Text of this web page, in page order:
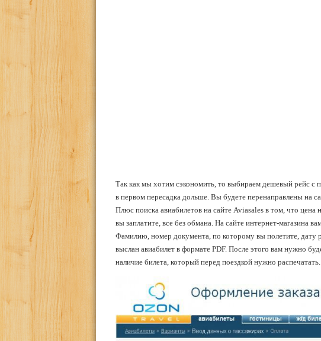
Так как мы хотим сэкономить, то выбираем дешевый рейс с
в первом пересадка дольше. Вы будете перенаправлены на
Плюс поиска авиабилетов на сайте Aviasales в том, что
вы заплатите, все без обмана. На сайте интернет-магазина
Фамилию, номер документа, по которому вы полетите, дату
выслан авиабилет в формате PDF. После этого вам нужно
наличие билета, который перед поездкой нужно распечатать.